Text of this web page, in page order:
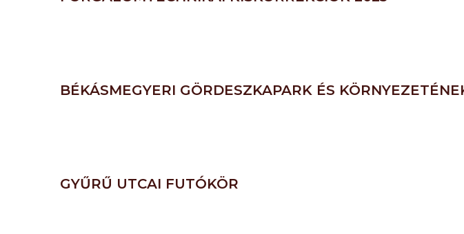
BÉKÁSMEGYERI GÖRDESZKAPARK ÉS
GYŰRŰ UTCAI FUTÓKÖR